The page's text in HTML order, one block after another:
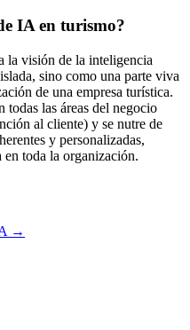
IA en turismo?
la visión de la inteligencia
sino como una parte viva
de una empresa turística.
todas las áreas del negocio
al cliente) y se nutre de
y personalizadas,
toda la organización.
→